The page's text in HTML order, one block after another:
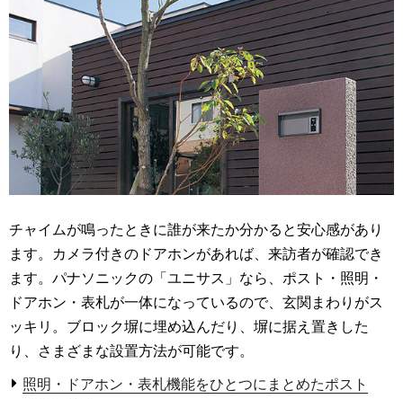
チャイムが鳴ったときに誰が来たか分かると安心感があり
ます。カメラ付きのドアホンがあれば、来訪者が確認でき
ます。パナソニックの「ユニサス」なら、ポスト・照明・
ドアホン・表札が一体になっているので、玄関まわりがス
ッキリ。ブロック塀に埋め込んだり、塀に据え置きした
り、さまざまな設置方法が可能です。
照明・ドアホン・表札機能をひとつにまとめたポスト